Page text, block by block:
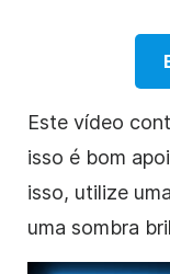
Este vídeo
isso é bom
isso, utilize
uma sombra